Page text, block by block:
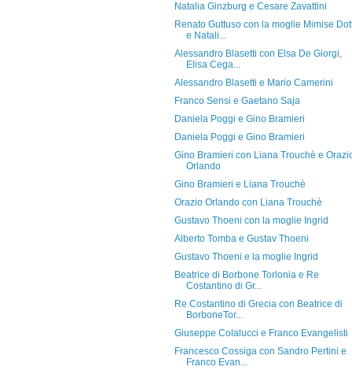
Natalia Ginzburg e Cesare Zavattini
Renato Guttuso con la moglie Mimise
e Natali...
Alessandro Blasetti con Elsa De Giorgi,
Elisa Cega...
Alessandro Blasetti e Mario Camerini
Franco Sensi e Gaetano Saja
Daniela Poggi e Gino Bramieri
Daniela Poggi e Gino Bramieri
Gino Bramieri con Liana Trouchè e
Orlando
Gino Bramieri e Liana Trouchè
Orazio Orlando con Liana Trouchè
Gustavo Thoeni con la moglie Ingrid
Alberto Tomba e Gustav Thoeni
Gustavo Thoeni e la moglie Ingrid
Beatrice di Borbone Torlonia e Re
Costantino di Gr...
Re Costantino di Grecia con Beatrice di
BorboneTor...
Giuseppe Colalucci e Franco Evangelisti
Francesco Cossiga con Sandro Pertini e
Franco Evan...